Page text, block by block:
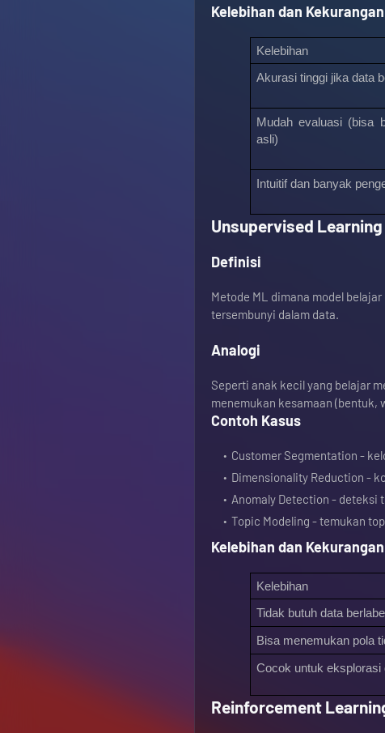
Kelebihan dan Kekurangan
Kelebihan
Akurasi tinggi jika data
Mudah evaluasi (bisa
asli)
Intuitif dan banyak
Unsupervised
Definisi
Metode ML dimana model
tersembunyi dalam data.
Analogi
Seperti anak kecil yang belajar
menemukan kesamaan (bentuk,
Contoh Kasus
Customer Segmentation -
Dimensionality Reduction -
Anomaly Detection - deteksi
Topic Modeling - temukan
Kelebihan dan Kekurangan
Kelebihan
Tidak butuh data berlabel
Bisa menemukan pola
Cocok untuk eksplorasi
Reinforcement